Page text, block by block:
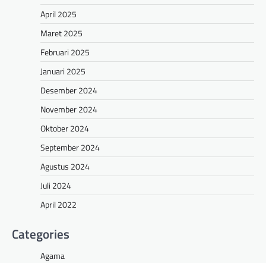
April 2025
Maret 2025
Februari 2025
Januari 2025
Desember 2024
November 2024
Oktober 2024
September 2024
Agustus 2024
Juli 2024
April 2022
Categories
Agama